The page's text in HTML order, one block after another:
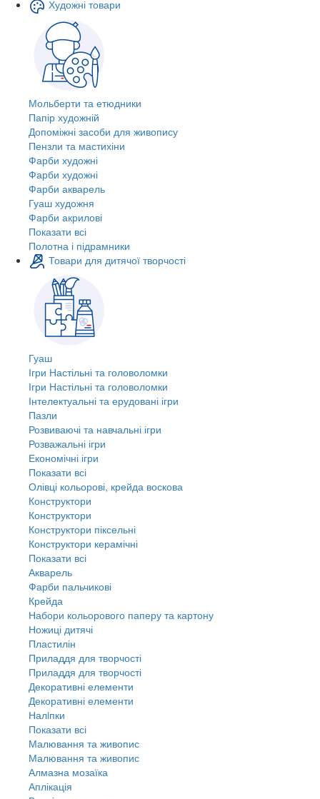
Художні товари
Мольберти та етюдники
Папір художній
Допоміжні засоби для живопису
Пензли та мастихіни
Фарби художні
Фарби художні
Фарби акварель
Гуаш художня
Фарби акрилові
Показати всі
Полотна і підрамники
Товари для дитячої творчості
Гуаш
Ігри Настільні та головоломки
Ігри Настільні та головоломки
Інтелектуальні та ерудовані ігри
Пазли
Розвиваючі та навчальні ігри
Розважальні ігри
Економічні ігри
Показати всі
Олівці кольорові, крейда воскова
Конструктори
Конструктори
Конструктори піксельні
Конструктори керамічні
Показати всі
Акварель
Фарби пальчикові
Крейда
Набори кольорового паперу та картону
Ножиці дитячі
Пластилін
Приладдя для творчості
Приладдя для творчості
Декоративні елементи
Декоративні елементи
Налiпки
Показати всі
Малювання та живопис
Малювання та живопис
Алмазна мозаїка
Аплікація